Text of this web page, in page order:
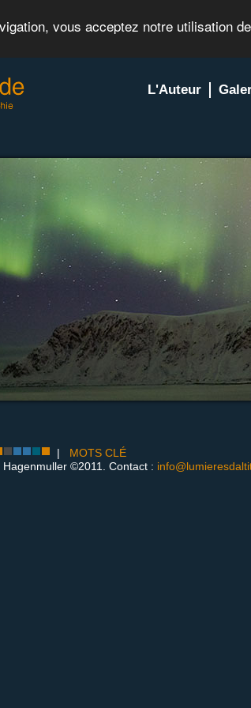
vous acceptez notre utilisation
L'Auteur
| MOTS CLÉ
©2011. Contact :